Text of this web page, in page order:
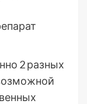
2 разных